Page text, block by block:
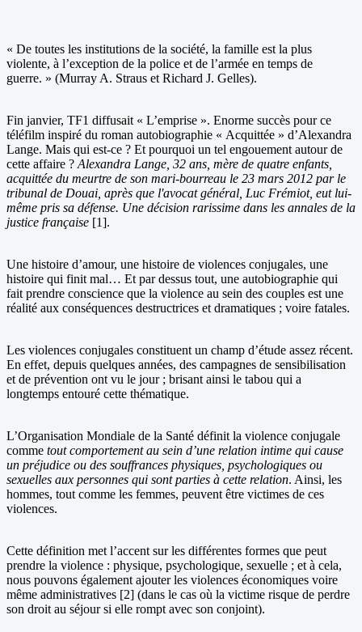
« De toutes les institutions de la société, la famille est la plus
violente, à l’exception de la police et de l’armée en temps de
guerre. » (Murray A. Straus et Richard J. Gelles).
Fin janvier, TF1 diffusait « L’emprise ». Enorme succès pour ce
téléfilm inspiré du roman autobiographie « Acquittée » d’Alexandra
Lange. Mais qui est-ce ? Et pourquoi un tel engouement autour de
cette affaire ? Alexandra Lange, 32 ans, mère de quatre enfants,
acquittée du meurtre de son mari-bourreau le 23 mars 2012 par le
tribunal de Douai, après que l'avocat général, Luc Frémiot, eut lui-
même pris sa défense. Une décision rarissime dans les annales de la
justice française [1].
Une histoire d’amour, une histoire de violences conjugales, une
histoire qui finit mal… Et par dessus tout, une autobiographie qui
fait prendre conscience que la violence au sein des couples est une
réalité aux conséquences destructrices et dramatiques ; voire fatales.
Les violences conjugales constituent un champ d’étude assez récent.
En effet, depuis quelques années, des campagnes de sensibilisation
et de prévention ont vu le jour ; brisant ainsi le tabou qui a
longtemps entouré cette thématique.
L’Organisation Mondiale de la Santé définit la violence conjugale
comme tout comportement au sein d’une relation intime qui cause
un préjudice ou des souffrances physiques, psychologiques ou
sexuelles aux personnes qui sont parties à cette relation. Ainsi, les
hommes, tout comme les femmes, peuvent être victimes de ces
violences.
Cette définition met l’accent sur les différentes formes que peut
prendre la violence : physique, psychologique, sexuelle ; et à cela,
nous pouvons également ajouter les violences économiques voire
même administratives [2] (dans le cas où la victime risque de perdre
son droit au séjour si elle rompt avec son conjoint).